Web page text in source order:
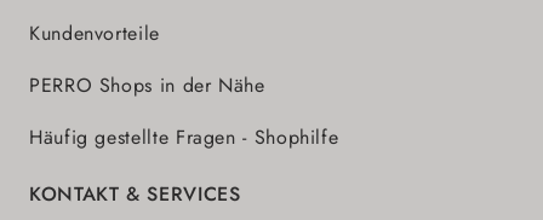
Kundenvorteile
PERRO Shops in der Nähe
Häufig gestellte Fragen - Shophilfe
KONTAKT & SERVICES